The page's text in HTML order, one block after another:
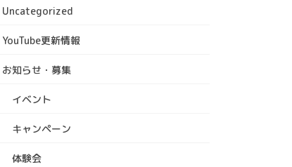
Uncategorized
YouTube更新情報
お知らせ・募集
イベント
キャンペーン
体験会